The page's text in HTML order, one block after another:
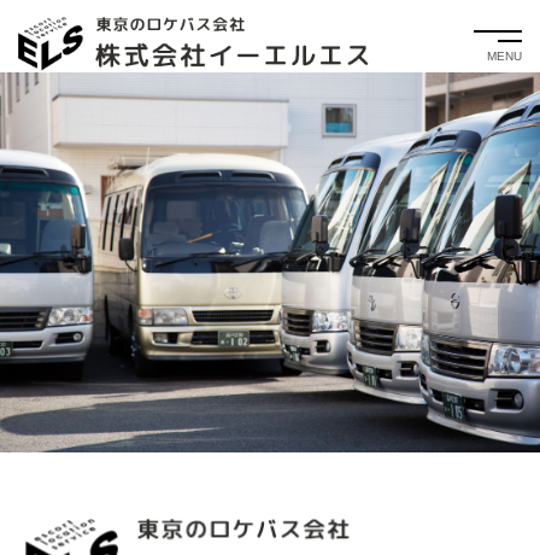
MENU
ロケバス 車両紹介
当社所有のロケバスを写真入りでご紹介！